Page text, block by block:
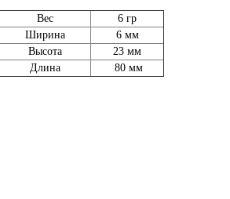
Вес
6 гр
Ширина
6 мм
Высота
23 мм
Длина
80 мм